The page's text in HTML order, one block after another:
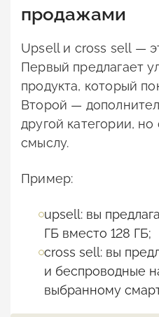
продажами
Upsell и cross sell —
Первый предлагает
продукта, который
Второй —
другой категории,
смыслу.
Пример:
upsell: вы
ГБ вместо 128 ГБ;
cross sell: вы
и беспроводные
выбранному